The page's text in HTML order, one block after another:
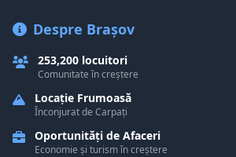
Despre Brașov
253,200 locuitori
Comunitate în creștere
Locație Frumoasă
Înconjurat de Carpați
Oportunități de Afaceri
Economie și turism în creștere